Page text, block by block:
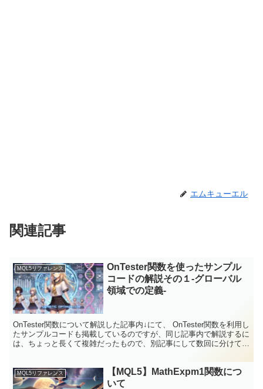
エムキューエル
関連記事
MQL5リファレンス
OnTester関数を使ったサンプル
コードの解説その１-グローバル
領域での定義-
OnTester関数について解説した記事内↓にて、 OnTester関数を利用し
たサンプルコードも掲載しているのですが、同じ記事内で解説するに
は、ちょっと長くて複雑だったもので、別記事にして数回に分けて解
MQL5リファレンス
【MQL5】MathExpm1関数につ
いて